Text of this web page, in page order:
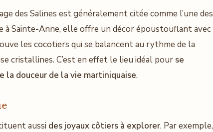
des Salines est généralement citée comme l’une des
à Sainte-Anne, elle offre un décor époustouflant avec
les cocotiers qui se balancent au rythme de la
cristallines. C’est en effet le lieu idéal pour se
douceur de la vie martiniquaise.
aussi des joyaux côtiers à explorer. Par exemple,